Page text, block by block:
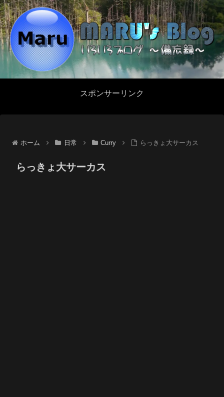
スポンサーリンク
ホーム 日常 Curry らっきょ大サーカス
らっきょ大サーカス